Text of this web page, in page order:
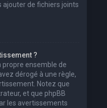
ajouter de fichiers joints
?
propre ensemble de
dérogé à une règle,
Notez que
et que phpBB
les avertissements